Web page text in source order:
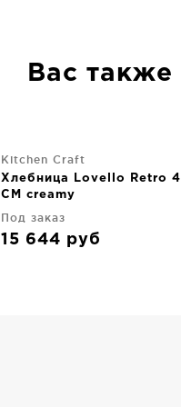
Вас также
Kitchen Craft
Хлебница Lovello Retro
CM creamy
Под заказ
15 644 руб